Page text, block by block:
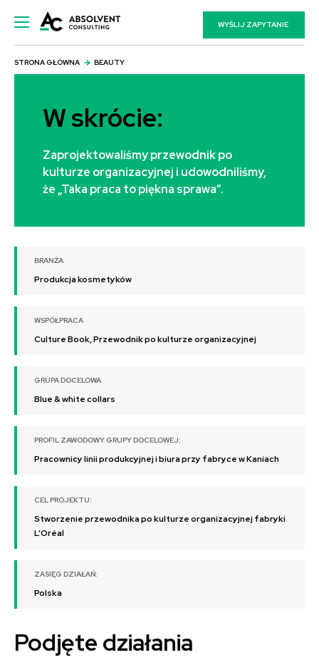
WYŚLIJ ZAPYTANIE
STRONA GŁÓWNA BEAUTY
W skrócie:
Zaprojektowaliśmy przewodnik po
kulturze organizacyjnej i udowodniliśmy,
że „Taka praca to piękna sprawa”.
BRANŻA
Produkcja kosmetyków
WSPÓŁPRACA
Culture Book, Przewodnik po kulturze organizacyjnej
GRUPA DOCELOWA
Blue & white collars
PROFIL ZAWODOWY GRUPY DOCELOWEJ:
Pracownicy linii produkcyjnej i biura przy fabryce w Kaniach
CEL PROJEKTU:
Stworzenie przewodnika po kulturze organizacyjnej fabryki
L’Oréal
ZASIĘG DZIAŁAŃ:
Polska
Podjęte działania